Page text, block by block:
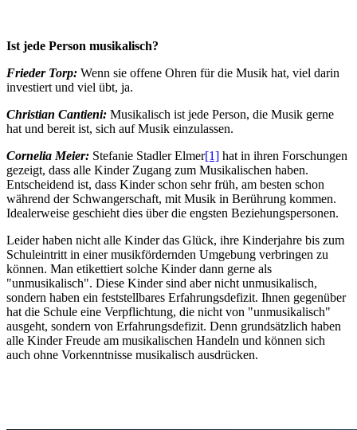
Ist jede Person musikalisch?
Frieder Torp: Wenn sie offene Ohren für die Musik hat, viel darin
investiert und viel übt, ja.
Christian Cantieni: Musikalisch ist jede Person, die Musik gerne
hat und bereit ist, sich auf Musik einzulassen.
Cornelia Meier: Stefanie Stadler Elmer[1] hat in ihren Forschungen
gezeigt, dass alle Kinder Zugang zum Musikalischen haben.
Entscheidend ist, dass Kinder schon sehr früh, am besten schon
während der Schwangerschaft, mit Musik in Berührung kommen.
Idealerweise geschieht dies über die engsten Beziehungspersonen.
Leider haben nicht alle Kinder das Glück, ihre Kinderjahre bis zum
Schuleintritt in einer musikfördernden Umgebung verbringen zu
können. Man etikettiert solche Kinder dann gerne als
"unmusikalisch". Diese Kinder sind aber nicht unmusikalisch,
sondern haben ein feststellbares Erfahrungsdefizit. Ihnen gegenüber
hat die Schule eine Verpflichtung, die nicht von "unmusikalisch"
ausgeht, sondern von Erfahrungsdefizit. Denn grundsätzlich haben
alle Kinder Freude am musikalischen Handeln und können sich
auch ohne Vorkenntnisse musikalisch ausdrücken.